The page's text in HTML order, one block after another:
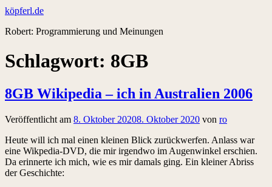
köpferl.de
Robert: Programmierung und Meinungen
Schlagwort: 8GB
8GB Wikipedia – ich in Australien 2006
Veröffentlicht am 8. Oktober 20208. Oktober 2020 von ro
Heute will ich mal einen kleinen Blick zurückwerfen. Anlass war
eine Wikpedia-DVD, die mir irgendwo im Augenwinkel erschien.
Da erinnerte ich mich, wie es mir damals ging. Ein kleiner Abriss
der Geschichte: